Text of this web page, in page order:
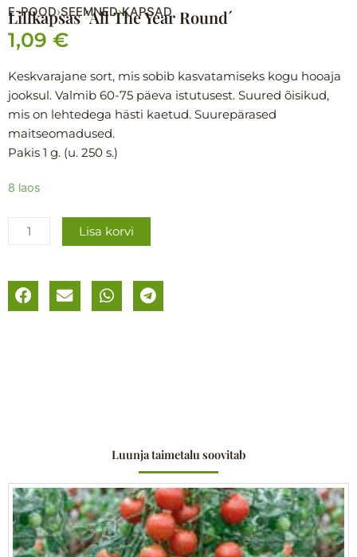
E-POOD›SEEMNED›KAPSAD
Lillkapsas ´All The Year Round´
1,09 €
Keskvarajane sort, mis sobib kasvatamiseks kogu hooaja
jooksul. Valmib 60-75 päeva istutusest. Suured õisikud,
mis on lehtedega hästi kaetud. Suurepärased
maitseomadused.
Pakis 1 g. (u. 250 s.)
8 laos
Lillkapsas
The
Year
´
kogus
Lisa korvi
Luunja taimetalu soovitab